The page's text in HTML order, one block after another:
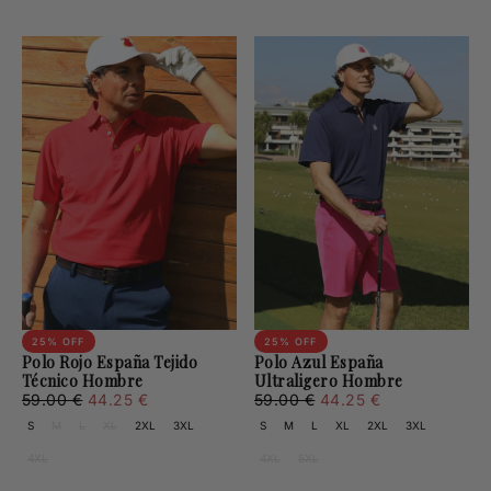
Polo Rojo España Tejido
Técnico Hombre
25 % OFF
44.25
€
Regular
price
59.00 € Minimum
44.25 €
S 2XL 3XL
Polo Azul España
Ultraligero Hombre
25 % OFF
44.25
€
Regular
price
59.00 € Minimum
price
44.25 €
S M L XL 2XL 3XL